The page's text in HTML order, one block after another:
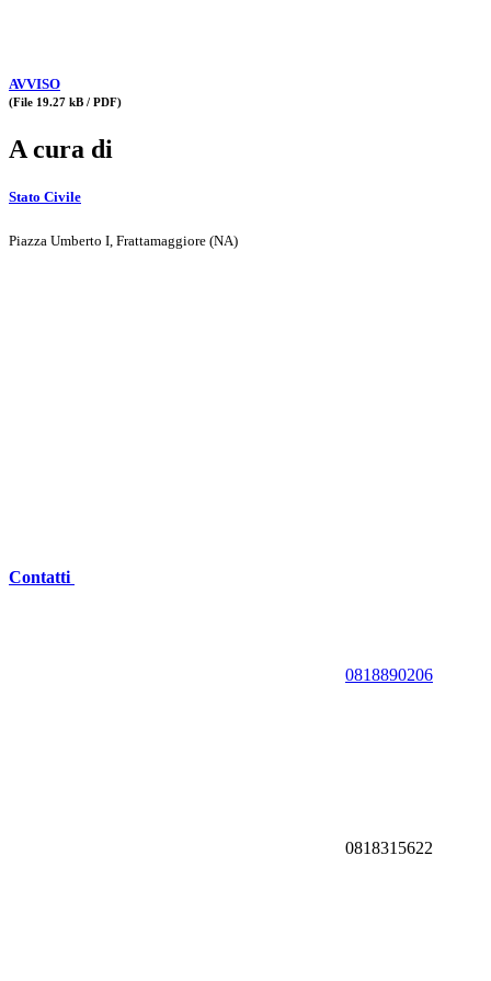
AVVISO
(File 19.27 kB / PDF)
A cura di
Stato Civile
Piazza Umberto I, Frattamaggiore (NA)
Contatti
0818890206
0818315622